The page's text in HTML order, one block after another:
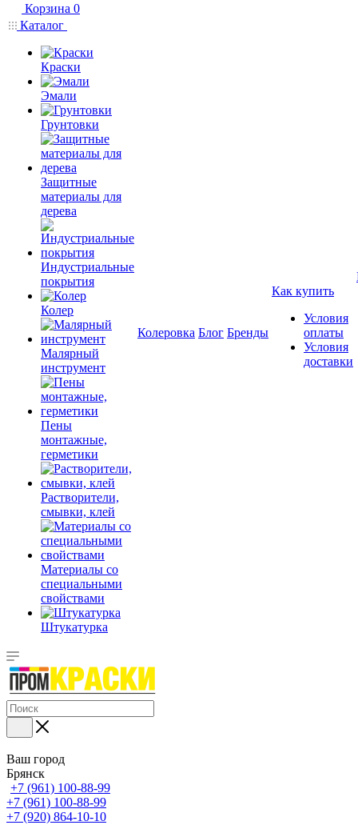
Корзина 0
Каталог
Краски
Эмали
Грунтовки
Защитные
материалы для
дерева
Индустриальные
покрытия
Колер
Малярный
инструмент
Пены
монтажные,
герметики
Растворители,
смывки, клей
Материалы со
специальными
свойствами
Штукатурка
Колеровка Блог Бренды
Как купить
Условия
оплаты
Условия
доставки
Ваш город
Брянск
+7 (961) 100-88-99
+7 (961) 100-88-99
+7 (920) 864-10-10